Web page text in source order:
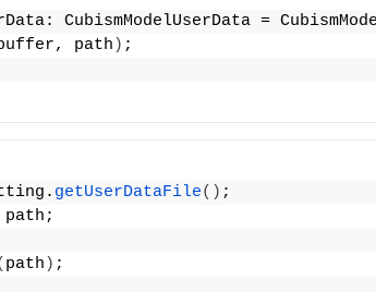
CubismModelUserData =
path ) ;
getUserDataFile() ;
path;
path ) ;